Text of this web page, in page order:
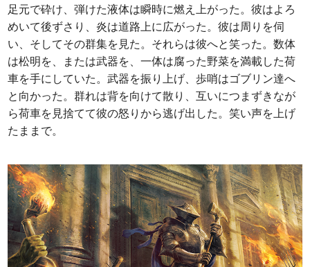
足元で砕け、弾けた液体は瞬時に燃え上がった。彼はよろ
めいて後ずさり、炎は道路上に広がった。彼は周りを伺
い、そしてその群集を見た。それらは彼へと笑った。数体
は松明を、または武器を、一体は腐った野菜を満載した荷
車を手にしていた。武器を振り上げ、歩哨はゴブリン達へ
と向かった。群れは背を向けて散り、互いにつまずきなが
ら荷車を見捨てて彼の怒りから逃げ出した。笑い声を上げ
たままで。